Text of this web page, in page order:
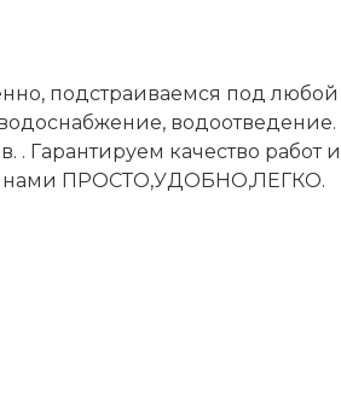
подстраиваемся под
водоотведение.
Гарантируем качество работ
С нами ПРОСТО,УДОБНО,ЛЕГКО.